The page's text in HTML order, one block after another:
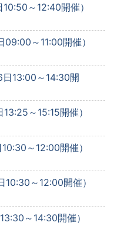
～12:40開催）
～11:00開催）
13:00～14:30開
～15:15開催）
～12:00開催）
～12:00開催）
～14:30開催）